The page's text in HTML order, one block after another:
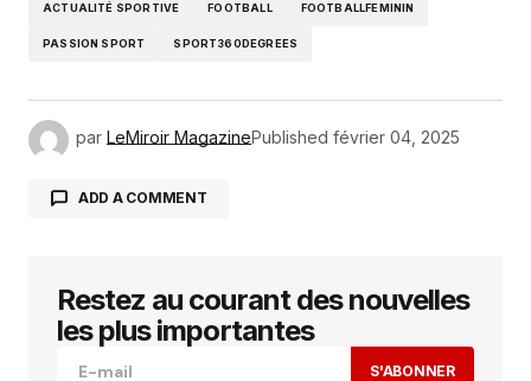
ACTUALITÉ SPORTIVE FOOTBALL FOOTBALLFEMININ
PASSION SPORT SPORT360DEGREES
par LeMiroir MagazinePublished février 04, 2025
ADD A COMMENT
Votre adresse e-mail ne sera pas publiée. Les
champs obligatoires sont indiqués avec
Restez au courant des nouvelles
les plus importantes
S'ABONNER